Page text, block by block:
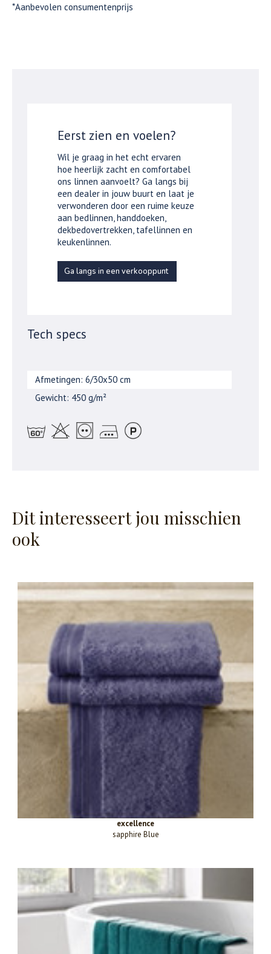
*Aanbevolen consumentenprijs
Eerst zien en voelen?
Wil je graag in het echt ervaren
hoe heerlijk zacht en comfortabel
ons linnen aanvoelt? Ga langs bij
een dealer in jouw buurt en laat je
verwonderen door een ruime keuze
aan bedlinnen, handdoeken,
dekbedovertrekken, tafellinnen en
keukenlinnen.
Ga langs in een verkooppunt
Tech specs
Afmetingen: 6/30x50 cm
Gewicht: 450 g/m²
Dit interesseert jou misschien
ook
excellence
sapphire Blue